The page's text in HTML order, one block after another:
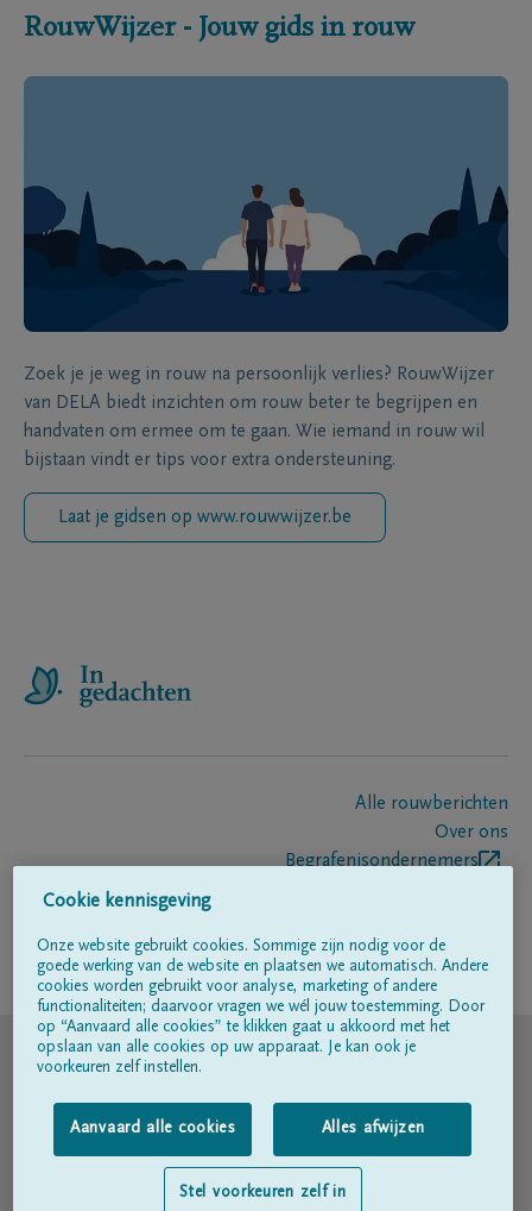
RouwWijzer - Jouw gids in rouw
Zoek je je weg in rouw na persoonlijk verlies? RouwWijzer
van DELA biedt inzichten om rouw beter te begrijpen en
handvaten om ermee om te gaan. Wie iemand in rouw wil
bijstaan vindt er tips voor extra ondersteuning.
Laat je gidsen op www.rouwwijzer.be
Alle rouwberichten
Over ons
Begrafenisondernemers
Volg ons op
© DELA
Gebruiksvoorwaarden
Privacyverklaring
Toegankelijkheidsverklaring
Cookie kennisgeving
Onze website gebruikt cookies. Sommige zijn nodig voor de
goede werking van de website en plaatsen we automatisch. Andere
cookies worden gebruikt voor analyse, marketing of andere
functionaliteiten; daarvoor vragen we wél jouw toestemming. Door
op “Aanvaard alle cookies” te klikken gaat u akkoord met het
opslaan van alle cookies op uw apparaat. Je kan ook je
voorkeuren zelf instellen.
Aanvaard alle cookies Alles afwijzen
Stel voorkeuren zelf in